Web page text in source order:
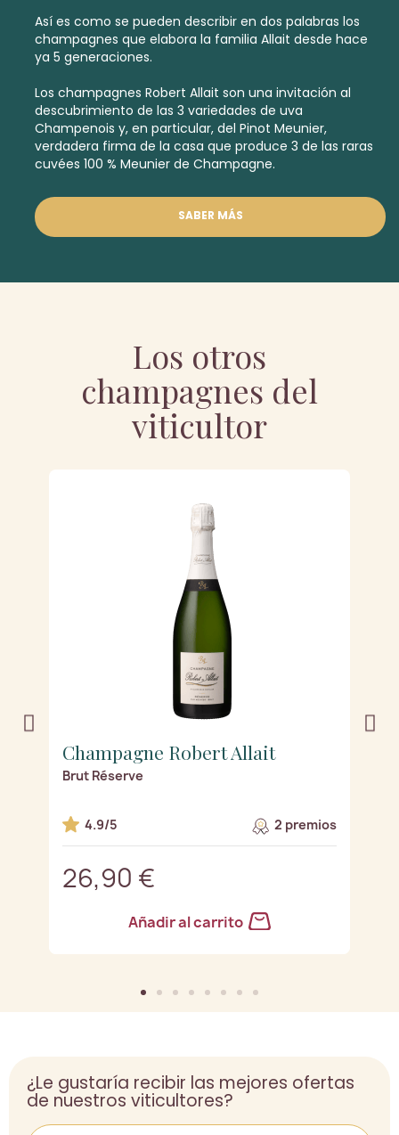
Así es como se pueden describir en dos palabras los
champagnes que elabora la familia Allait desde hace
ya 5 generaciones.
Los champagnes Robert Allait son una invitación al
descubrimiento de las 3 variedades de uva
Champenois y, en particular, del Pinot Meunier,
verdadera firma de la casa que produce 3 de las raras
cuvées 100 % Meunier de Champagne.
SABER MÁS
Los otros
champagnes del
viticultor
Champagne Robert Allait
Brut Réserve
4.9/5 2 premios
26,90 €
Añadir al carrito
¿Le gustaría recibir las mejores ofertas
de nuestros viticultores?